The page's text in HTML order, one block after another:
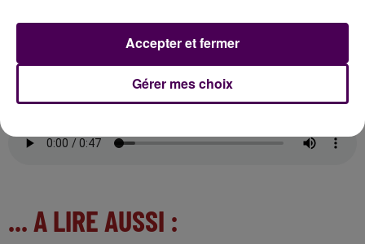
mensonger dans ses propos"tenus la veille à la
Arnaud Reguerre, secrétaire territorial de la CFDT en
... A LIRE AUSSI :
Gérer mes choix
Accepter et fermer